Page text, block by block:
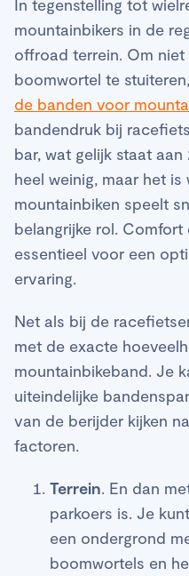
In tegenstelling tot
mountainbikers in de
offroad terrein. Om
boomwortel te
de banden voor
bandendruk bij
bar, wat gelijk staat
heel weinig, maar het
mountainbiken speelt
belangrijke rol.
essentieel voor een
ervaring.
Net als bij de
met de exacte
mountainbikeband. Je
uiteindelijke
van de berijder kijken
factoren.
Terrein. En dan
parkoers is. Je
een ondergrond
boomwortels en